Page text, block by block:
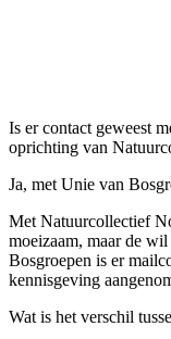
Is er contact geweest
oprichting van
Ja, met Unie van
Met Natuurcollectief
moeizaam, maar de
Bosgroepen is er
kennisgeving
Wat is het verschil